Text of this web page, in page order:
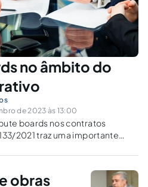
no âmbito do
de 2023 às 13:00
boards nos contratos
2021 traz uma importante
institutos jurídicos.
obras